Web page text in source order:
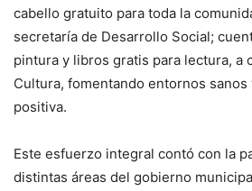
cabello gratuito para toda la
secretaría de Desarrollo Social;
pintura y libros gratis para lectura, a
Cultura, fomentando entornos
positiva.
Este esfuerzo integral contó con la
distintas áreas del gobierno